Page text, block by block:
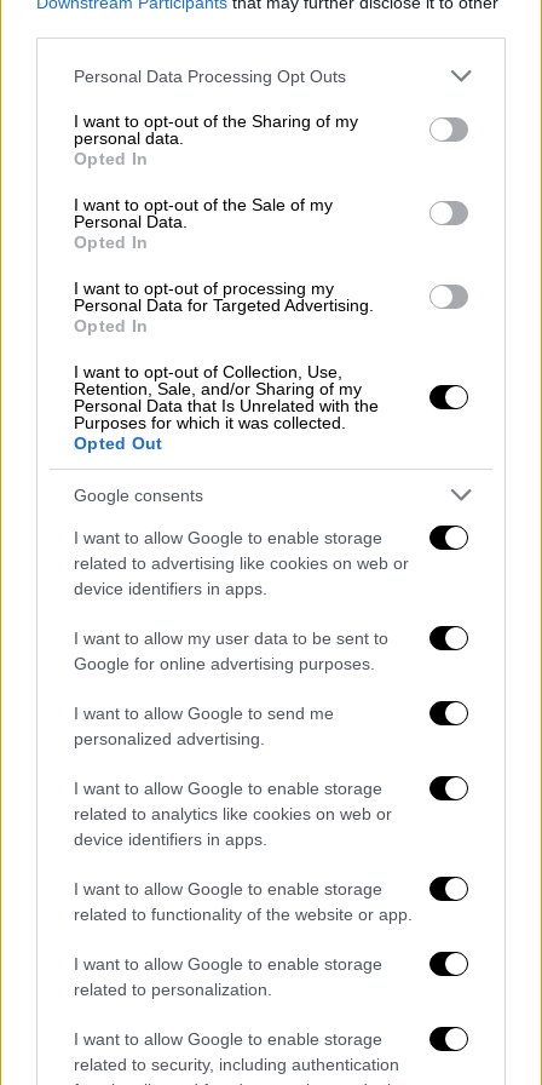
Please note that this website/app uses one or more Google
not limited to your visit or usage behaviour. You may click to
grant or deny consent to Google and its third-party tags to
use your data for below specified purposes in below Google
consent section.
Personal Data Processing Opt Outs
I want to opt-out of the Sharing of my
personal data.
Opted In
I want to opt-out of the Sale of my
Personal Data.
Opted In
I want to opt-out of processing my
Personal Data for Targeted Advertising.
Opted In
I want to opt-out of Collection, Use,
Retention, Sale, and/or Sharing of my
Personal Data that Is Unrelated with the
Purposes for which it was collected.
Opted Out
Google consents
I want to allow Google to enable storage
related to advertising like cookies on web or
device identifiers in apps.
I want to allow my user data to be sent to
Google for online advertising purposes.
I want to allow Google to send me
personalized advertising.
I want to allow Google to enable storage
related to analytics like cookies on web or
device identifiers in apps.
I want to allow Google to enable storage
related to functionality of the website or app.
I want to allow Google to enable storage
related to personalization.
I want to allow Google to enable storage
related to security, including authentication
Από τύχη δεν κατέρρευσαν τα
στέγαστρα Καλατράβα
Την ίδια στιγμή, σοκ προκαλεί η διαπίστωση
ότι, με βάση και τη μελέτη που έγινε, το
στέγαστρο βάρους 20.000 τόνων, πάνω από
τα κεφάλια 60 - 70 χιλιάδων θεατών, από το
2004, εξαρχής είχεπρόβλημα στατικότητας.
Σύμφωνα με το ρεπορτάζ τουΓιώργου
Τσαντάκη για το κεντρικό δελτίο ειδήσεων
του OPEN, οιπρο διετίας υποσχέσεις για
Αθήνας, να γίνει μία κοιτίδα αθλητισμού,
επαγγελματικού και ερασιτεχνικού, έχω
σκοντάψει πλέον σε κάτι πολύ βασικό, σε
κάτι δομικό. Στον κίνδυνο να πέσει το
στέγαστρο Καλατράβα πάνω στα κεφάλια
αθλουμένων και θεατών. Και αν μοιάζει
υπερβολικό αυτό, δυστυχώς
δεν είναι γιατί
ΤΑΥΠΕΔ,με την οποία άνοιξε και το θέμα,